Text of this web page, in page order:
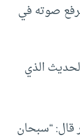
صوته في
الذي
قال: “سبحان